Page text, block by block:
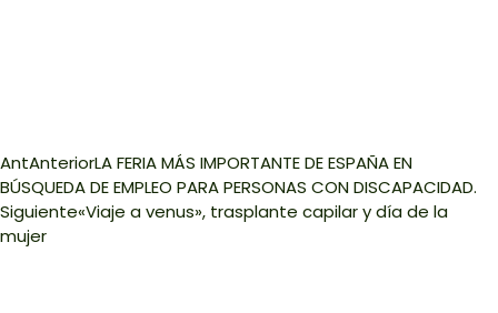
AntAnteriorLA FERIA MÁS IMPORTANTE DE ESPAÑA EN
BÚSQUEDA DE EMPLEO PARA PERSONAS CON DISCAPACIDAD.
Siguiente«Viaje a venus», trasplante capilar y día de la
mujer